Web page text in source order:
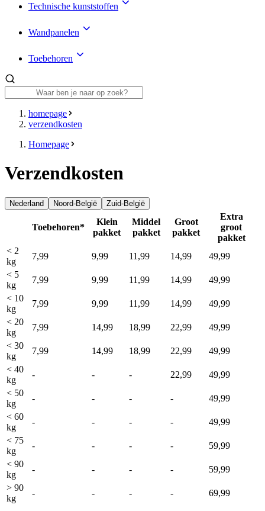
Technische kunststoffen
Wandpanelen
Toebehoren
homepage
verzendkosten
Homepage
Verzendkosten
Nederland Noord-België Zuid-België
Toebehoren*
Klein
pakket
Middel
pakket
Groot
pakket
Extra
groot
pakket
< 2
kg
7,99 9,99 11,99 14,99
49,99
< 5
kg
7,99 9,99 11,99 14,99
49,99
< 10
kg
7,99 9,99 11,99 14,99
49,99
< 20
kg
7,99 14,99 18,99 22,99
49,99
< 30
kg
7,99 14,99 18,99 22,99
49,99
< 40
kg
- - - 22,99
49,99
< 50
kg
- - - -
49,99
< 60
kg
- - - -
49,99
< 75
kg
- - - -
59,99
< 90
kg
- - - -
59,99
> 90
kg
- - - - 69,99